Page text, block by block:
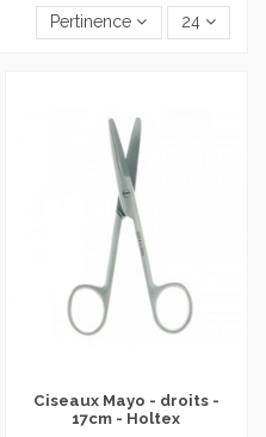
Pertinence 24
Ciseaux Mayo - droits -
17cm - Holtex